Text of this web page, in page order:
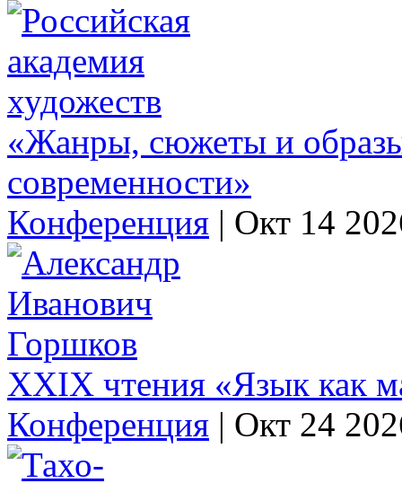
«Жанры, сюжеты и
современности»
Конференция | Окт 14
XXIX чтения «Язык как
Конференция | Окт 24